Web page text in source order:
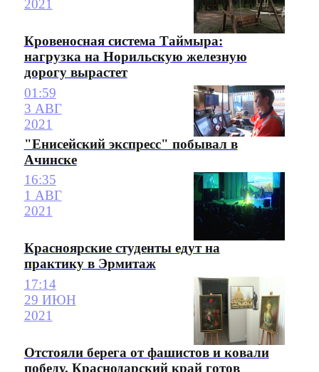
2021
Кровеносная система Таймыра:
нагрузка на Норильскую железную
дорогу вырастет
01:59
3 АВГ
2021
"Енисейский экспресс" побывал в
Ачинске
16:35
1 АВГ
2021
Красноярские студенты едут на
практику в Эрмитаж
17:14
29 ИЮН
2021
Отстояли берега от фашистов и ковали
победу. Краснодарский край готов